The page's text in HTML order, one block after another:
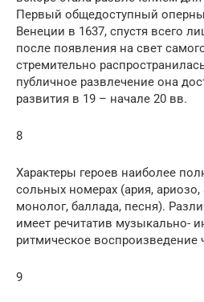
Первый общедоступный
Венеции в 1637, спустя всего
после появления на свет
стремительно
публичное развлечение она
развития в 19 – начале 20 вв.
8
Характеры героев наиболее
сольных номерах (ария, ариозо,
монолог, баллада, песня).
имеет речитатив музыкально-
ритмическое воспроизведение
9